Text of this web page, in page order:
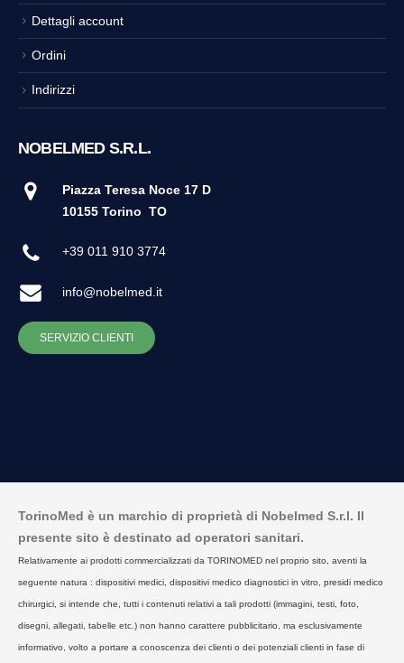
Dettagli account
Ordini
Indirizzi
NOBELMED S.R.L.
Piazza Teresa Noce 17 D
10155 Torino TO
+39 011 910 3774
info@nobelmed.it
SERVIZIO CLIENTI
TorinoMed è un marchio di proprietà di Nobelmed S.r.l. Il
presente sito è destinato ad operatori sanitari.
Relativamente ai prodotti commercializzati da TORINOMED nel proprio sito, aventi la
seguente natura : dispositivi medici, dispositivi medico diagnostici in vitro, presidi medico
chirurgici, si intende che, tutti i contenuti relativi a tali prodotti (immagini, testi, foto,
disegni, allegati, tabelle etc.) non hanno carattere pubblicitario, ma esclusivamente
informativo, volto a portare a conoscenza dei clienti o dei potenziali clienti in fase di